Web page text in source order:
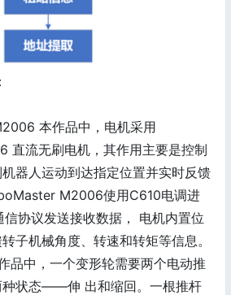
本作品中，电机采用
直流无刷电机，其作用主要是控制
器人运动到达指定位置并实时反馈
M2006使用C610电调进
协议发送接收数据， 电机内置位
子机械角度、转速和转矩等信息。
品中，一个变形轮需要两个电动推
种状态——伸 出和缩回。一根推杆